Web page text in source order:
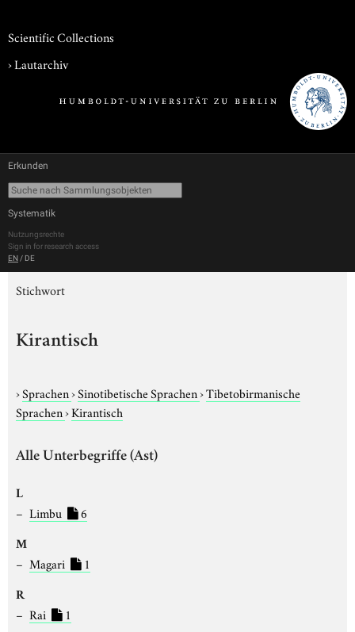
Scientific Collections
›Lautarchiv
Erkunden
Systematik
Nutzungsrechte
Sign in for research access
EN / DE
Stichwort
Kirantisch
›Sprachen›Sinotibetische Sprachen›Tibetobirmanische
Sprachen›Kirantisch
Alle Unterbegriffe (Ast)
L
Limbu 6
M
Magari 1
R
Rai 1